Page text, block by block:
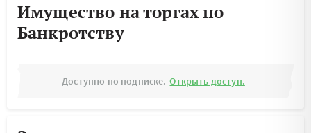
Имущество на торгах по
Банкротству
Доступно по подписке. Открыть доступ.